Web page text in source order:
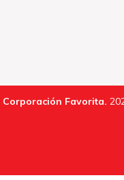
Corporación Favorita.